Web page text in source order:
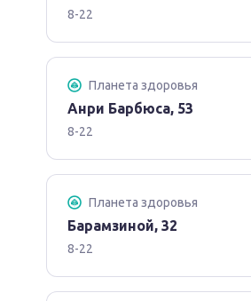
8-22
Планета здоровья
Анри Барбюса, 53
8-22
Планета здоровья
Барамзиной, 32
8-22